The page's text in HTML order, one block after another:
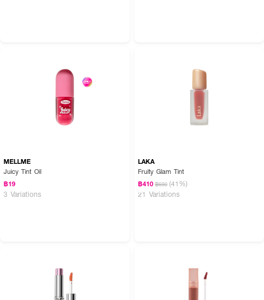
How to Use:
· หมุนปลายปากกาเบาๆ เพื่อให้เนื้อลิปขึ้นมา
MELLME
Juicy Tint Oil
฿19
3 Variations
LAKA
Fruity Glam Tint
฿410 ฿690 (41%)
21 Variations